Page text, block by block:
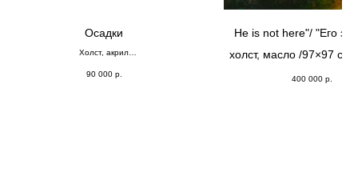
Осадки
Холст, акрил
90 000 р.
He is not here"/ "Его
холст, масло /97×97 см /
400 000 р.